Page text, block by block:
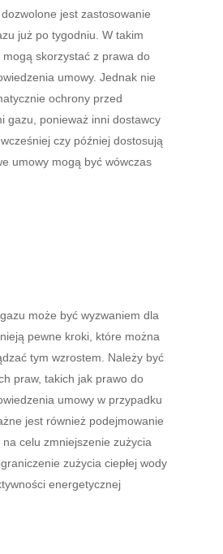
jest zastosowanie
już po tygodniu. W takim
skorzystać z prawa do
umowy. Jednak nie
ochrony przed
gazu, ponieważ inni dostawcy
czy później dostosują
umowy mogą być wówczas
może być wyzwaniem dla
pewne kroki, które można
tym wzrostem. Należy być
praw, takich jak prawo do
umowy w przypadku
jest również podejmowanie
na celu zmniejszenie zużycia
zużycia ciepłej wody
energetycznej